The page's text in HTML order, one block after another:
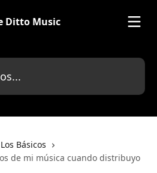
Los Básicos
de mi música cuando distribuyo